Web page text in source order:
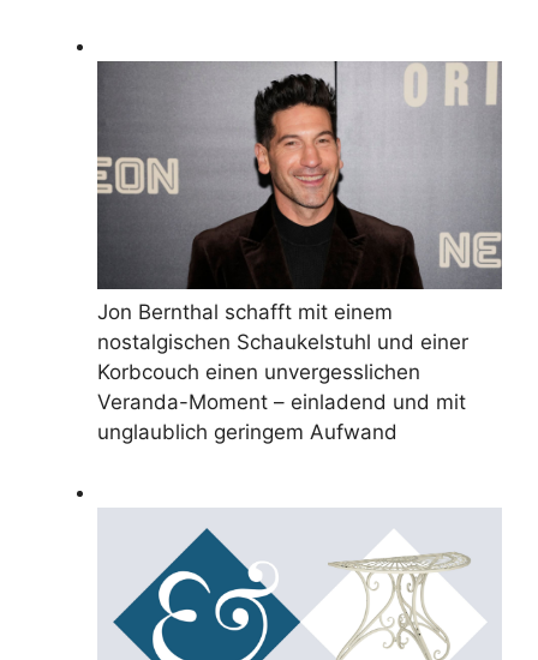
Jon Bernthal schafft mit einem
nostalgischen Schaukelstuhl und einer
Korbcouch einen unvergesslichen
Veranda-Moment – ​​einladend und mit
unglaublich geringem Aufwand